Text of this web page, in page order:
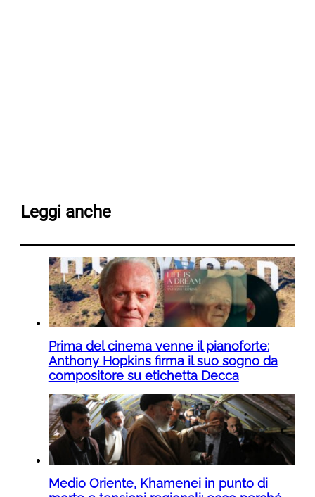
Leggi anche
Prima del cinema venne il pianoforte:
Anthony Hopkins firma il suo sogno da
compositore su etichetta Decca
Medio Oriente, Khamenei in punto di